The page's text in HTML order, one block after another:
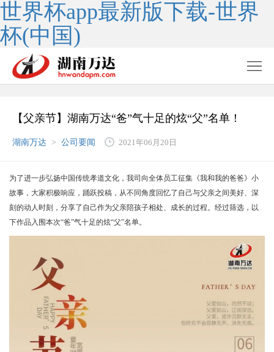
世界杯app最新版下载-世界
杯(中国)
【父亲节】湖南万达“爸”气十足的炫“父”名单！
湖南万达 > 公司要闻 2021年06月20日
为了进一步弘扬中国传统孝道文化，我司向全体员工征集《我和我的爸爸》小
故事，大家积极响应，踊跃投稿，从不同角度回忆了自己与父亲之间美好、深
刻的动人时刻，分享了自己作为父亲陪孩子相处、成长的过程。经过筛选，以
下作品入围本次“爸”气十足的炫“父”名单。